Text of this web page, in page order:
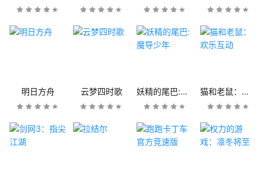
明日方舟 云梦四时歌 妖精的尾巴:魔导少年 猫和老鼠：欢乐互动